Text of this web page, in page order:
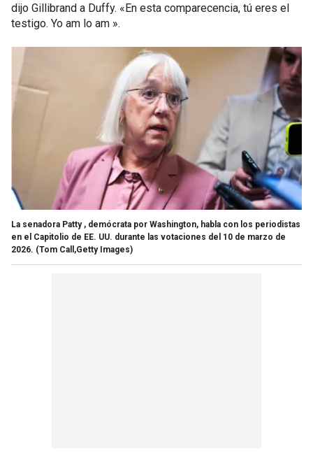
dijo Gillibrand a Duffy. «En esta comparecencia, tú eres el
testigo. Yo am lo am ».
La senadora Patty , demócrata por Washington, habla con los periodistas
en el Capitolio de EE. UU. durante las votaciones del 10 de marzo de
2026. (Tom Call,Getty Images)